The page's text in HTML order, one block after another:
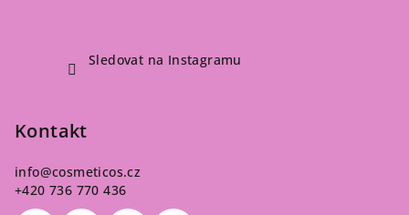
Sledovat na Instagramu
Kontakt
info@cosmeticos.cz
+420 736 770 436